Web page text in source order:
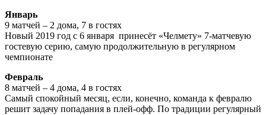
Январь
9 матчей – 2 дома, 7 в гостях
Новый 2019 год с 6 января принесёт «Челмету» 7-матчевую
гостевую серию, самую продолжительную в регулярном
чемпионате
Февраль
8 матчей – 4 дома, 4 в гостях
Самый спокойный месяц, если, конечно, команда к февралю
решит задачу попадания в плей-офф. По традиции регулярный